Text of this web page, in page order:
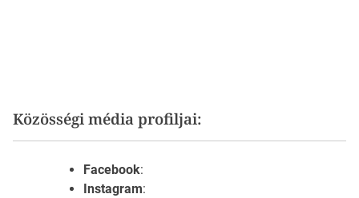
Közösségi média profiljai:
Facebook:
Instagram: